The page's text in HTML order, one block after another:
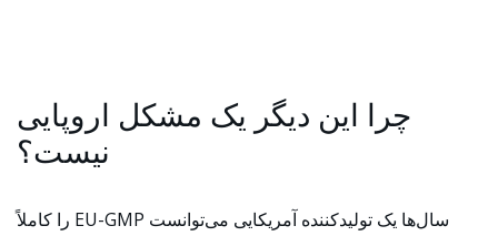
چرا این دیگر یک مشکل اروپایی
نیست؟
سال‌ها یک تولیدکننده آمریکایی می‌توانست EU-GMP را کاملاً